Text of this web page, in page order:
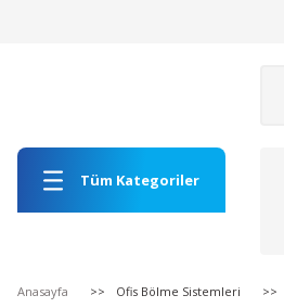
Tüm Kategoriler
Anasayfa Ofis Bölme Sistemleri